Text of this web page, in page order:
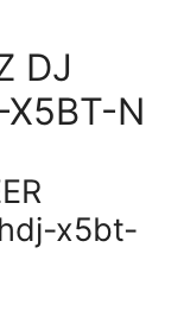
DJ
N
x5bt-